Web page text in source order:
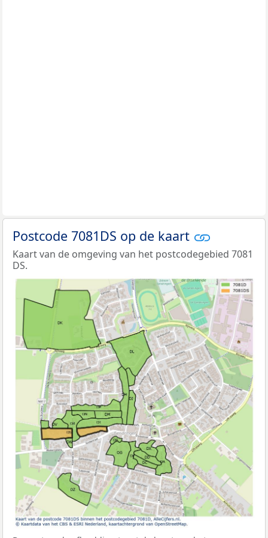
Postcode 7081DS op de kaart
Kaart van de omgeving van het postcodegebied 7081
DS.